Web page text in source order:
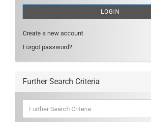
LOGIN
Create a new account
Forgot password?
Further Search Criteria
Search